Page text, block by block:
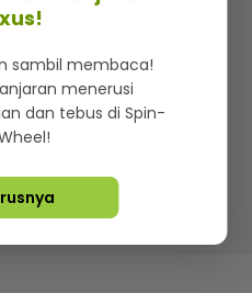
Dasar Privasi
hot, viral dan sensasi
Star Media Group Berhad
sambil membaca!
menerusi
dan tebus di Spin-